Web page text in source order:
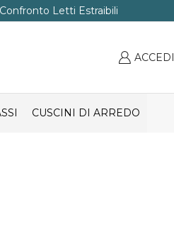
Confronto Letti Estraibili
ACCEDI
CUSCINI DI ARREDO